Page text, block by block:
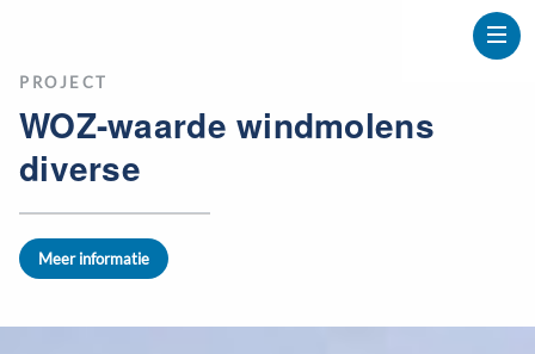
PROJECT
WOZ-waarde windmolens
diverse
Meer informatie